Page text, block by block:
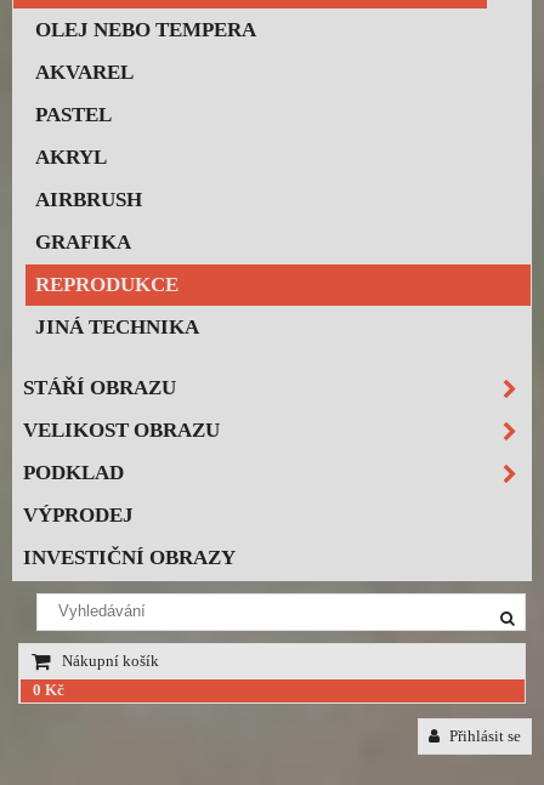
OLEJ NEBO TEMPERA
AKVAREL
PASTEL
AKRYL
AIRBRUSH
GRAFIKA
REPRODUKCE
JINÁ TECHNIKA
STÁŘÍ OBRAZU
VELIKOST OBRAZU
PODKLAD
VÝPRODEJ
INVESTIČNÍ OBRAZY
Nákupní košík
0 Kč
Přihlásit se